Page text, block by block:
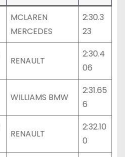
MCLAREN
MERCEDES
2:30.3
23
RENAULT
2:30.4
06
WILLIAMS BMW
2:31.65
6
RENAULT
2:32.10
0